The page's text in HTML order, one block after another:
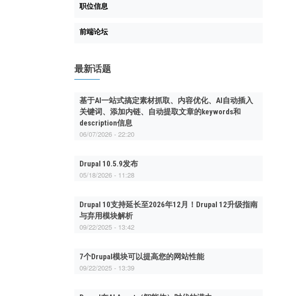
职位信息
前端论坛
最新话题
基于AI一站式搞定素材抓取、内容优化、AI自动插入
关键词、添加内链、自动提取文章的keywords和
description信息
06/07/2026 - 22:20
Drupal 10.5.9发布
05/18/2026 - 11:28
Drupal 10支持延长至2026年12月！Drupal 12升级指南
与弃用模块解析
09/22/2025 - 13:42
7个Drupal模块可以提高您的网站性能
09/22/2025 - 13:39